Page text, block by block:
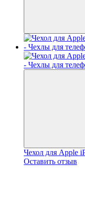
Чехол для Apple
Оставить отзыв